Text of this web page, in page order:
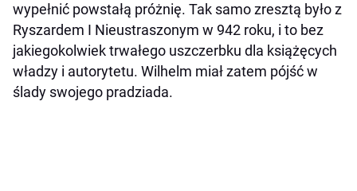
wypełnić powstałą próżnię. Tak samo zresztą było z
Ryszardem I Nieustraszonym w 942 roku, i to bez
jakiegokolwiek trwałego uszczerbku dla książęcych
władzy i autorytetu. Wilhelm miał zatem pójść w
ślady swojego pradziada.